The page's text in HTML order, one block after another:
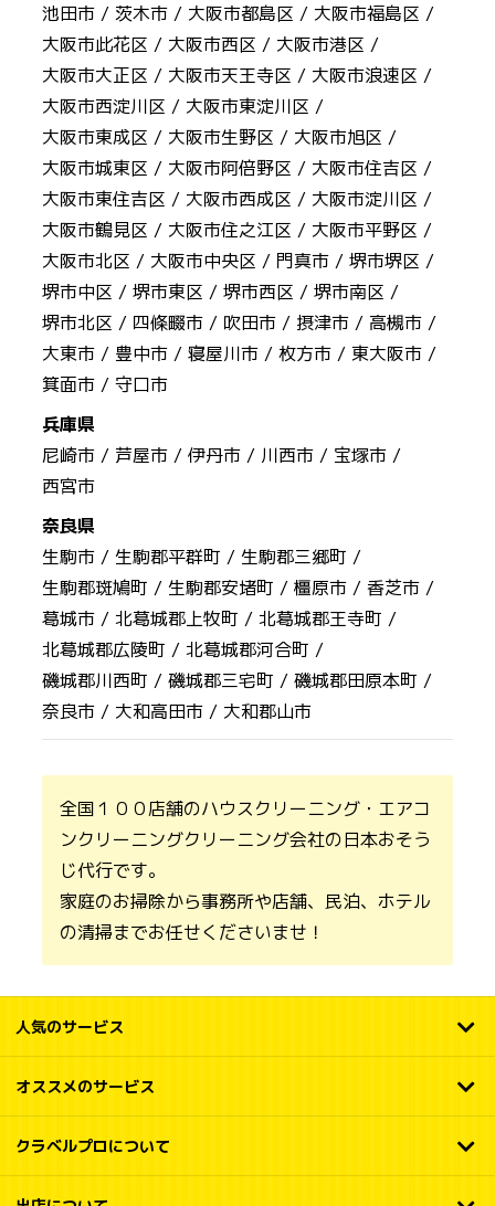
池田市 /茨木市 / 大阪市都島区 / 大阪市福島区 /
大阪市此花区 / 大阪市西区 / 大阪市港区 /
大阪市大正区 / 大阪市天王寺区 / 大阪市浪速区 /
大阪市西淀川区 / 大阪市東淀川区 /
大阪市東成区 / 大阪市生野区 / 大阪市旭区 /
大阪市城東区 / 大阪市阿倍野区 / 大阪市住吉区 /
大阪市東住吉区 / 大阪市西成区 / 大阪市淀川区 /
大阪市鶴見区 / 大阪市住之江区 / 大阪市平野区 /
大阪市北区 / 大阪市中央区 / 門真市 /堺市堺区 /
堺市中区 /堺市東区 /堺市西区 /堺市南区 /
堺市北区 / 四條畷市 / 吹田市 / 摂津市 / 高槻市 /
大東市 / 豊中市 /寝屋川市 /枚方市 /東大阪市 /
箕面市 /守口市
兵庫県
尼崎市 / 芦屋市 /伊丹市 / 川西市 / 宝塚市 /
西宮市
奈良県
生駒市 / 生駒郡平群町 / 生駒郡三郷町 /
生駒郡斑鳩町 / 生駒郡安堵町 /橿原市 /香芝市 /
葛城市 /北葛城郡上牧町 /北葛城郡王寺町 /
北葛城郡広陵町 /北葛城郡河合町 /
磯城郡川西町 /磯城郡三宅町 /磯城郡田原本町 /
奈良市 / 大和高田市 / 大和郡山市
全国１００店舗のハウスクリーニング・エアコ
ンクリーニングクリーニング会社の日本おそう
じ代行です。
家庭のお掃除から事務所や店舗、民泊、ホテル
の清掃までお任せくださいませ！
人気のサービス
オススメのサービス
クラベルプロについて